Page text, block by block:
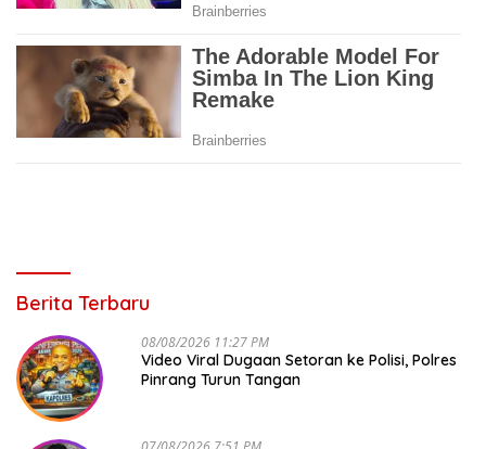
Berita Terbaru
08/08/2026 11:27 PM
Video Viral Dugaan Setoran ke Polisi, Polres
Pinrang Turun Tangan